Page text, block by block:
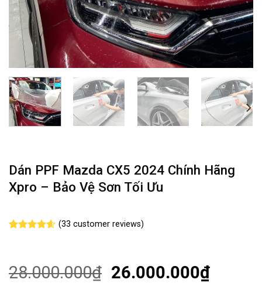
Dán PPF Mazda CX5 2024 Chính Hãng
Xpro – Bảo Vệ Sơn Tối Ưu
customer
ratings
(33 customer reviews)
28.000.000₫ 26.000.000₫